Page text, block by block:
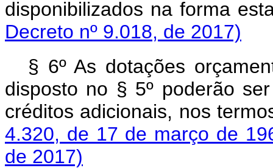
disponibilizados na forma
Decreto nº 9.018, de 2017)
§ 6º As dotações
disposto no § 5º poderão
créditos adicionais, nos
4.320, de 17 de março de
de 2017)